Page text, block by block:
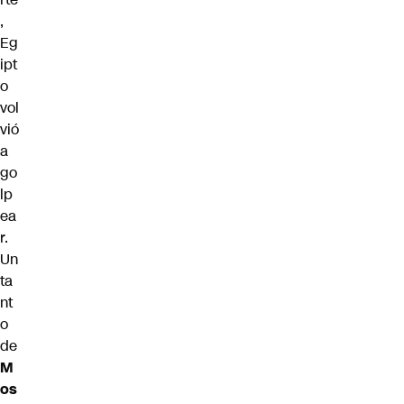
,
Eg
ipt
o
vol
vió
a
go
lp
ea
r.
Un
ta
nt
o
de
M
os